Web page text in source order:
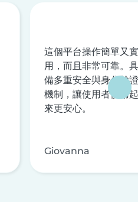
這個平台操作簡單又實
用，而且非常可靠。具
備多重安全與身分驗證
機制，讓使用者使用起
來更安心。
Giovanna